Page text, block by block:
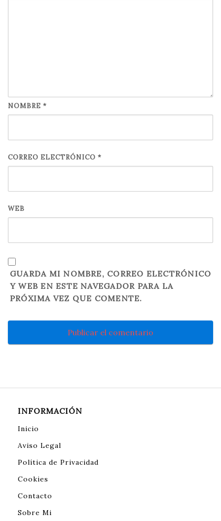
NOMBRE *
CORREO ELECTRÓNICO *
WEB
GUARDA MI NOMBRE, CORREO ELECTRÓNICO
Y WEB EN ESTE NAVEGADOR PARA LA
PRÓXIMA VEZ QUE COMENTE.
INFORMACIÓN
Inicio
Aviso Legal
Política de Privacidad
Cookies
Contacto
Sobre Mi